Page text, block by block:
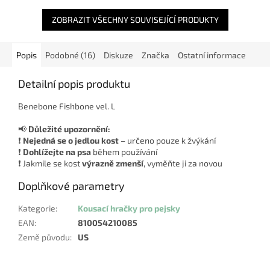
ZOBRAZIT VŠECHNY SOUVISEJÍCÍ PRODUKTY
Popis Podobné (16) Diskuze Značka Ostatní informace
Detailní popis produktu
Benebone Fishbone vel. L
📢 Důležité upozornění:
❗ Nejedná se o jedlou kost – určeno pouze k žvýkání
❗ Dohlížejte na psa během používání
❗ Jakmile se kostvýrazně zmenší, vyměňte ji za novou
Doplňkové parametry
Kategorie:
Kousací hračky pro pejsky
EAN:
810054210085
Země původu: US